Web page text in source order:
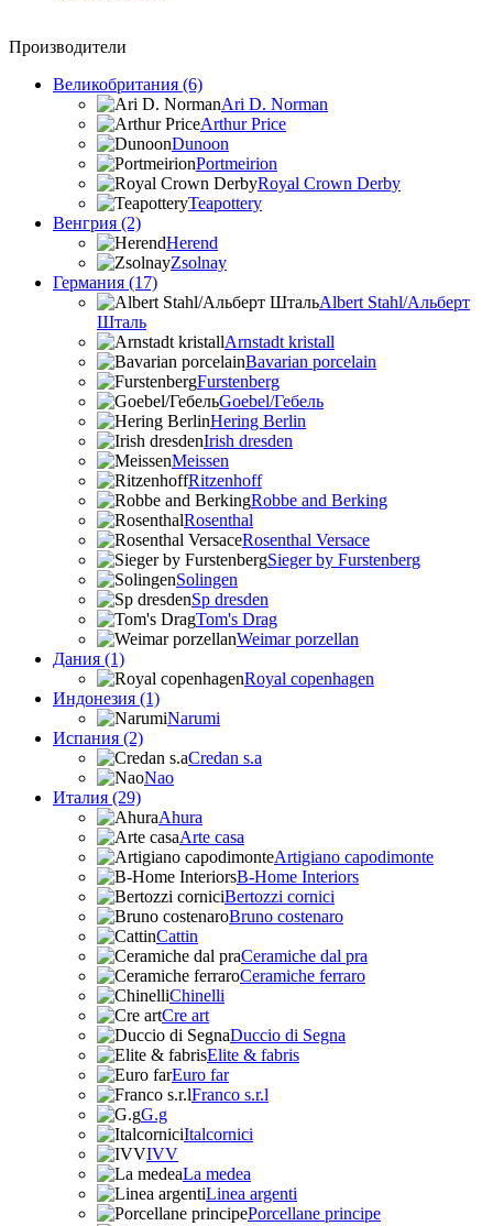
Производители
Великобритания (6)
Ari D. Norman
Arthur Price
Dunoon
Portmeirion
Royal Crown Derby
Teapottery
Венгрия (2)
Herend
Zsolnay
Германия (17)
Albert Stahl/Альбеpт
Шталь
Arnstadt kristall
Bavarian porcelain
Furstenberg
Goebel/Гебель
Hering Berlin
Irish dresden
Meissen
Ritzenhoff
Robbe and Berking
Rosenthal
Rosenthal Versace
Sieger by Furstenberg
Solingen
Sp dresden
Tom's Drag
Weimar porzellan
Дания (1)
Royal copenhagen
Индонезия (1)
Narumi
Испания (2)
Credan s.a
Nao
Италия (29)
Ahura
Arte casa
Artigiano capodimonte
B-Home Interiors
Bertozzi cornici
Bruno costenaro
Cattin
Ceramiche dal pra
Ceramiche ferraro
Chinelli
Cre art
Duccio di Segna
Elite & fabris
Euro far
Franco s.r.l
G.g
Italcornici
IVV
La medea
Linea argenti
Porcellane principe